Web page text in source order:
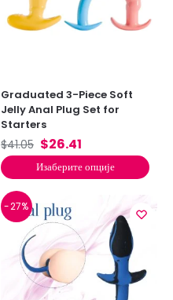
Graduated 3-Piece Soft
Jelly Anal Plug Set for
Starters
$41.05 $26.41
Изаберите опције
-27%